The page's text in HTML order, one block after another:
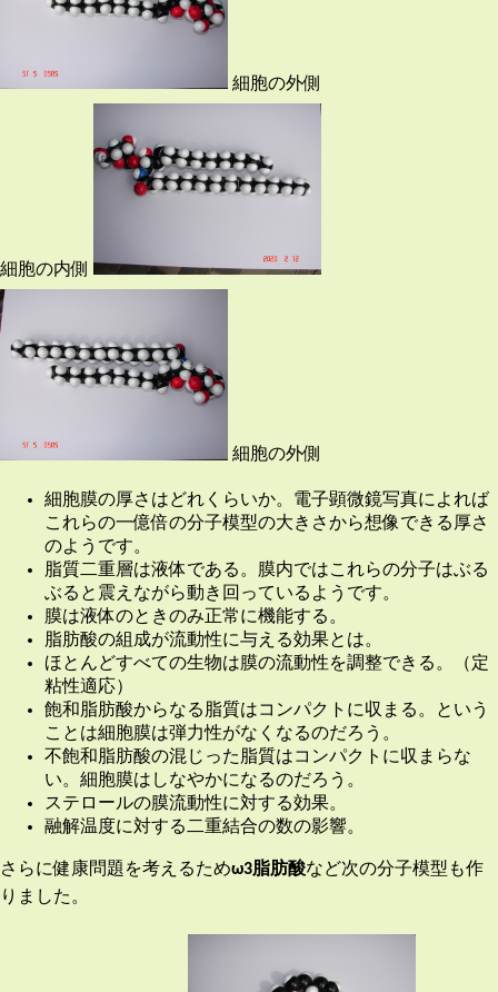
細胞の外側
細胞の内側
細胞の外側
細胞膜の厚さはどれくらいか。電子顕微鏡写真によれば
これらの一億倍の分子模型の大きさから想像できる厚さ
のようです。
脂質二重層は液体である。膜内ではこれらの分子はぶる
ぶると震えながら動き回っているようです。
膜は液体のときのみ正常に機能する。
脂肪酸の組成が流動性に与える効果とは。
ほとんどすべての生物は膜の流動性を調整できる。（定
粘性適応）
飽和脂肪酸からなる脂質はコンパクトに収まる。という
ことは細胞膜は弾力性がなくなるのだろう。
不飽和脂肪酸の混じった脂質はコンパクトに収まらな
い。細胞膜はしなやかになるのだろう。
ステロールの膜流動性に対する効果。
融解温度に対する二重結合の数の影響。
さらに健康問題を考えるためω3脂肪酸など次の分子模型も作
りました。